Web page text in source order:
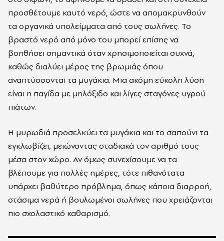
προσθέτουμε καυτό νερό, ώστε να απομακρυνθούν
τα οργανικά υπολείμματα από τους σωλήνες. Το
βραστό νερό από μόνο του μπορεί επίσης να
βοηθήσει σημαντικά όταν χρησιμοποιείται συχνά,
καθώς διαλύει μέρος της βρωμιάς όπου
αναπτύσσονται τα μυγάκια. Μια ακόμη εύκολη λύση
είναι η παγίδα με μηλόξιδο και λίγες σταγόνες υγρού
πιάτων.
Η μυρωδιά προσελκύει τα μυγάκια και το σαπούνι τα
εγκλωβίζει, μειώνοντας σταδιακά τον αριθμό τους
μέσα στον χώρο. Αν όμως συνεχίσουμε να τα
βλέπουμε για πολλές ημέρες, τότε πιθανότατα
υπάρχει βαθύτερο πρόβλημα, όπως κάποια διαρροή,
στάσιμα νερά ή βουλωμένοι σωλήνες που χρειάζονται
πιο σχολαστικό καθαρισμό.